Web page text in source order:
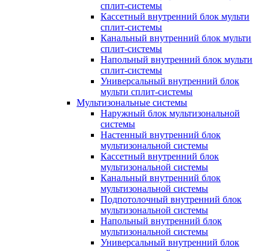
сплит-системы
Кассетный внутренний блок мульти
сплит-системы
Канальный внутренний блок мульти
сплит-системы
Напольный внутренний блок мульти
сплит-системы
Универсальный внутренний блок
мульти сплит-системы
Мультизональные системы
Наружный блок мультизональной
системы
Настенный внутренний блок
мультизональной системы
Кассетный внутренний блок
мультизональной системы
Канальный внутренний блок
мультизональной системы
Подпотолочный внутренний блок
мультизональной системы
Напольный внутренний блок
мультизональной системы
Универсальный внутренний блок